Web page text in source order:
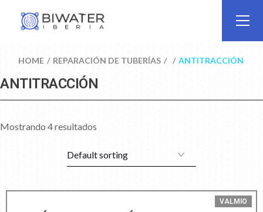
HOME REPARACIÓN DE TUBERÍAS ANTITRACCIÓN
ANTITRACCIÓN
Mostrando 4 resultados
VALMIO